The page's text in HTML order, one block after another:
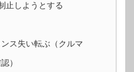
止しようとする
ス失い転ぶ（クルマ
）